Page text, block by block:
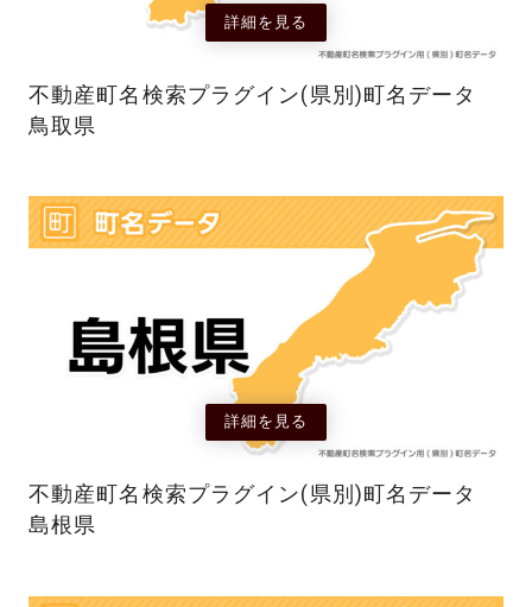
詳細を見る
不動産町名検索プラグイン(県別)町名データ
鳥取県
詳細を見る
不動産町名検索プラグイン(県別)町名データ
島根県